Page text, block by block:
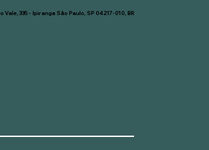
Vale, 335 - Ipiranga São Paulo, SP 04217-010, BR